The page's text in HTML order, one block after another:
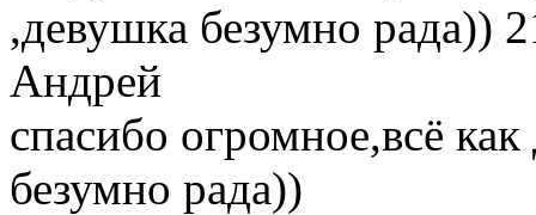
,девушка безумно рада))
Андрей
спасибо огромное,всё
безумно рада))